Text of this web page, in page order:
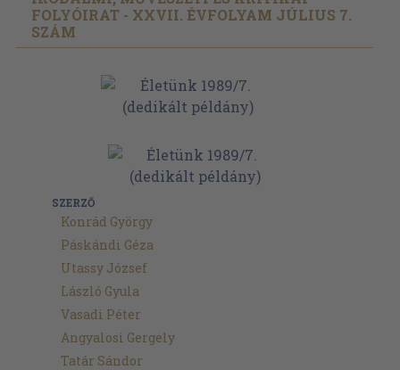
FOLYÓIRAT - XXVII. ÉVFOLYAM JÚLIUS 7.
SZÁM
SZERZŐ
Konrád György
Páskándi Géza
Utassy József
László Gyula
Vasadi Péter
Angyalosi Gergely
Tatár Sándor